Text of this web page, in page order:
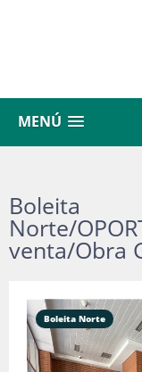
MENÚ
Boleita
Norte/
venta/Obra
Boleita Norte